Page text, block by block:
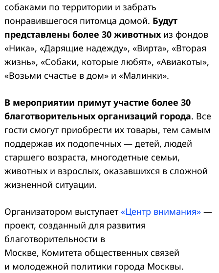
собаками по территории и забрать
понравившегося питомца домой. Будут
представлены более 30 животных из фондов
«Ника», «Дарящие надежду», «Вирта», «Вторая
жизнь», «Собаки, которые любят», «Авиакоты»,
«Возьми счастье в дом» и «Малинки».
В мероприятии примут участие более 30
благотворительных организаций города. Все
гости смогут приобрести их товары, тем самым
поддержав их подопечных — детей, людей
старшего возраста, многодетные семьи,
животных и взрослых, оказавшихся в сложной
жизненной ситуации.
Организатором выступает «Центр внимания» —
проект, созданный для развития
благотворительности в
Москве, Комитета общественных связей
и молодежной политики города Москвы.